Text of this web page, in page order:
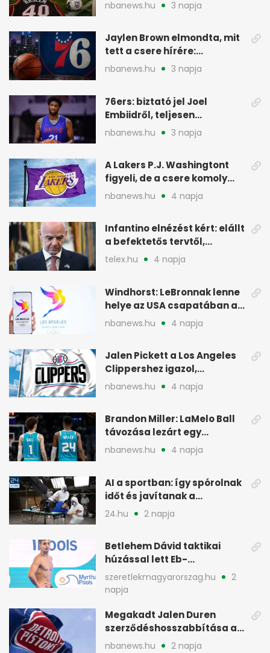
nbanews.hu 3 napja
Jaylen Brown elmondta, mit
tett a csere hírére:
elhajította a telefonját
nbanews.hu 3 napja
76ers: biztató jel Joel
Embiidről, teljesen
egészségesen készül
nbanews.hu 3 napja
A Lakers P.J. Washingtont
figyeli, de a csere komoly
akadályokba ütközhet
nbanews.hu 4 napja
Infantino elnézést kért: elállt
a befektetős tervtől,
maradhat FIFA-elnök
telex.hu 4 napja
Windhorst: LeBronnak lenne
helye az USA csapatában a
2028-as olimpián
nbanews.hu 4 napja
Jalen Pickett a Los Angeles
Clippershez igazol,
kétirányú szerződéssel
nbanews.hu 4 napja
Brandon Miller: LaMelo Ball
távozása lezárt egy
korszakot a Hornetsnél
nbanews.hu 4 napja
AI a sportban: így spórolnak
időt és javítanak a
teljesítményen
24.hu 2 napja
Betlehem Dávid taktikai
húzással lett Eb-
aranyérmes Párizsban
szeretlekmagyarorszag.hu
2
napja
Megakadt Jalen Duren
szerződéshosszabbítása a
Detroit Pistonsnál
nbanews.hu 2 napja